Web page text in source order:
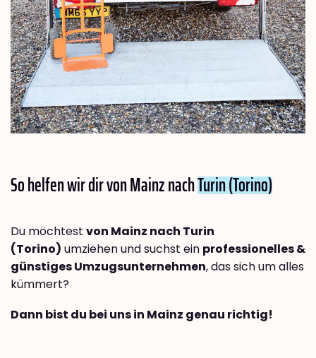
So helfen wir dir von Mainz nachTurin (Torino)
Du möchtest von Mainz nach Turin
(Torino) umziehen und suchst ein professionelles &
günstiges Umzugsunternehmen, das sich um alles
kümmert?
Dann bist du bei uns in Mainz genau richtig!